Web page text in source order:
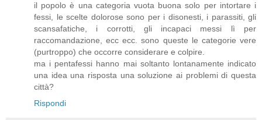
il popolo è una categoria vuota buona solo per intortare i
fessi, le scelte dolorose sono per i disonesti, i parassiti, gli
scansafatiche, i corrotti, gli incapaci messi lì per
raccomandazione, ecc ecc. sono queste le categorie vere
(purtroppo) che occorre considerare e colpire.
ma i pentafessi hanno mai soltanto lontanamente indicato
una idea una risposta una soluzione ai problemi di questa
città?
Rispondi